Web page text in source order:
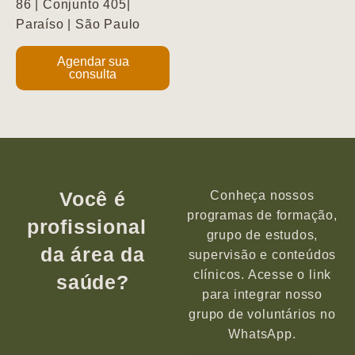
86 | Conjunto 405|
Paraíso | São Paulo
Agendar sua
consulta
Você é
profissional
da área da
saúde?
Conheça nossos
programas de formação,
grupo de estudos,
supervisão e conteúdos
clínicos. Acesse o link
para integrar nosso
grupo de voluntários no
WhatsApp.